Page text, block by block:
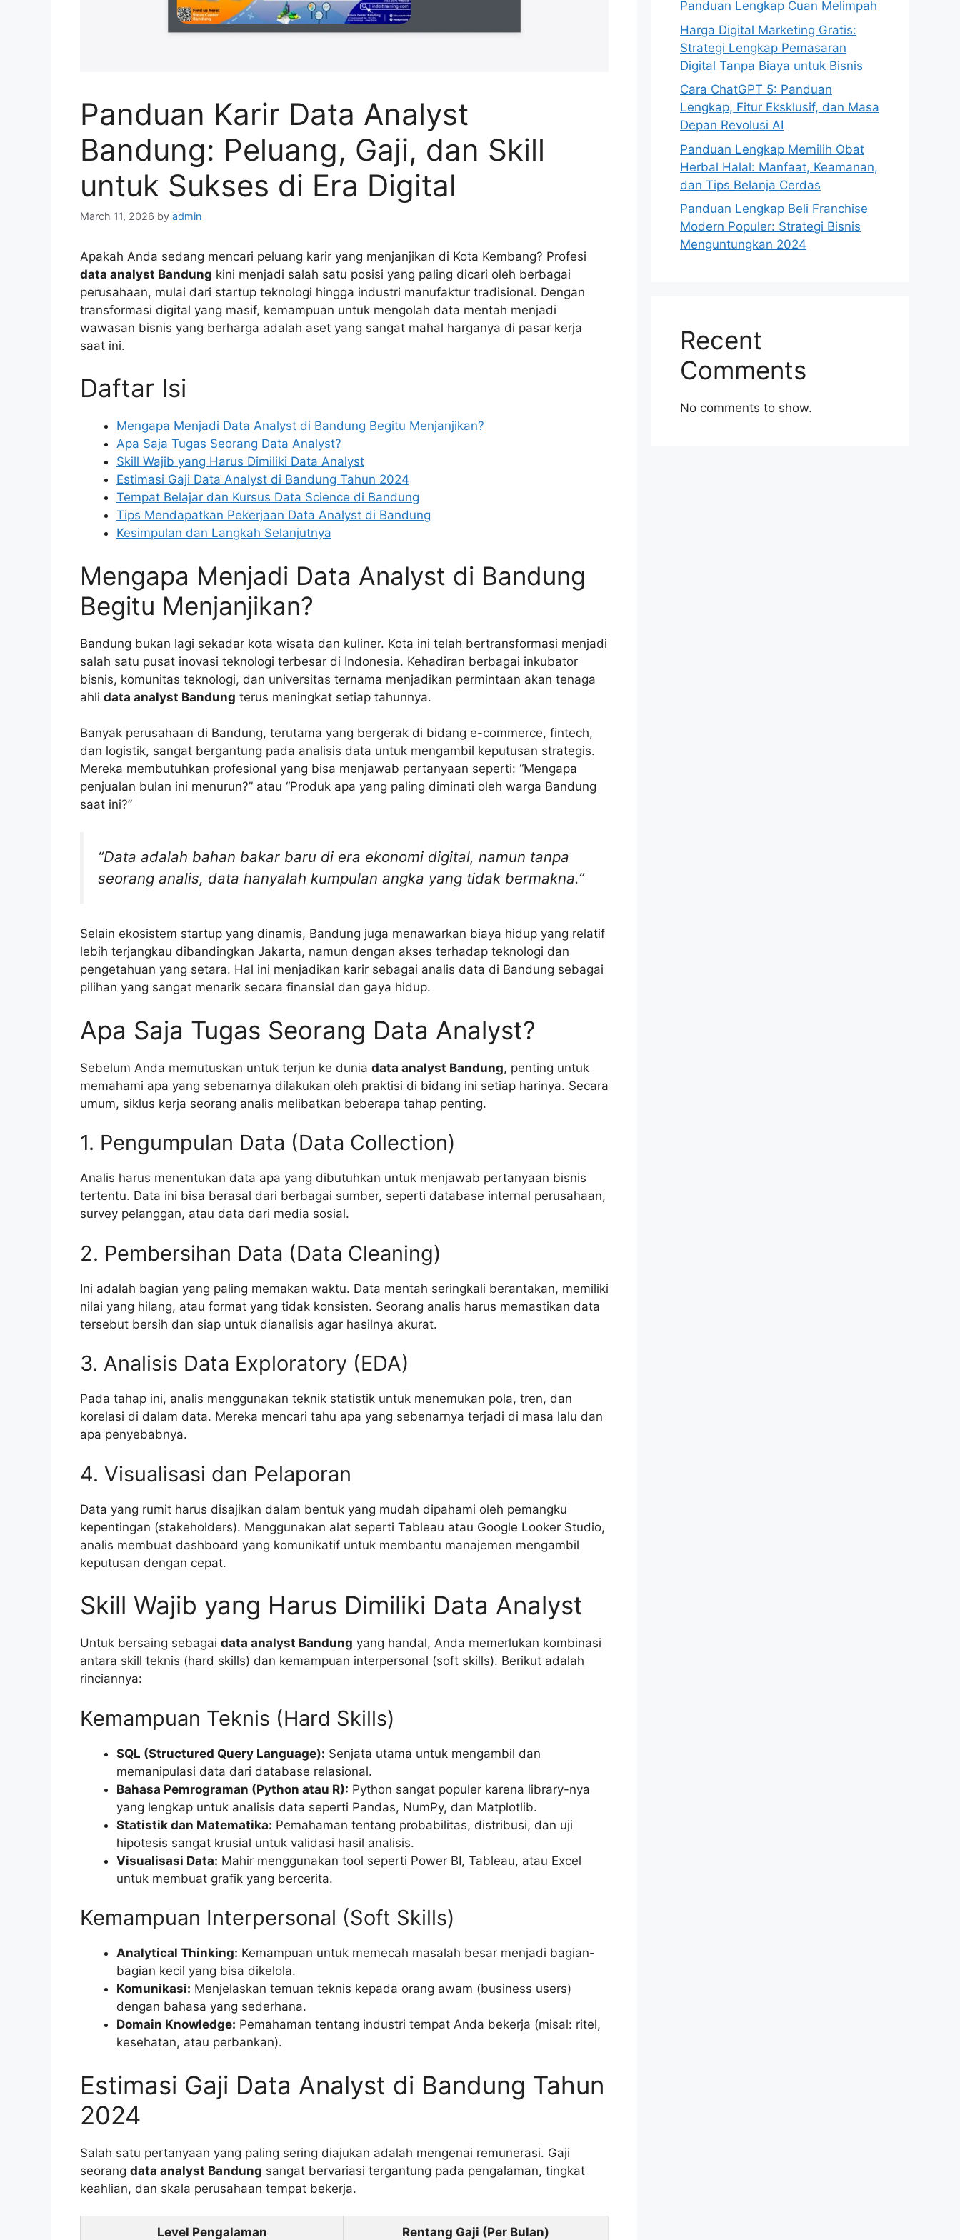
Panduan Karir Data Analyst
Bandung: Peluang, Gaji, dan Skill
untuk Sukses di Era Digital
March 11, 2026 by admin
Apakah Anda sedang mencari peluang karir yang menjanjikan di Kota Kembang? Profesi
data analyst Bandung kini menjadi salah satu posisi yang paling dicari oleh berbagai
perusahaan, mulai dari startup teknologi hingga industri manufaktur tradisional. Dengan
transformasi digital yang masif, kemampuan untuk mengolah data mentah menjadi
wawasan bisnis yang berharga adalah aset yang sangat mahal harganya di pasar kerja
saat ini.
Daftar Isi
Mengapa Menjadi Data Analyst di Bandung Begitu Menjanjikan?
Apa Saja Tugas Seorang Data Analyst?
Skill Wajib yang Harus Dimiliki Data Analyst
Estimasi Gaji Data Analyst di Bandung Tahun 2024
Tempat Belajar dan Kursus Data Science di Bandung
Tips Mendapatkan Pekerjaan Data Analyst di Bandung
Kesimpulan dan Langkah Selanjutnya
Mengapa Menjadi Data Analyst di Bandung
Begitu Menjanjikan?
Bandung bukan lagi sekadar kota wisata dan kuliner. Kota ini telah bertransformasi menjadi
salah satu pusat inovasi teknologi terbesar di Indonesia. Kehadiran berbagai inkubator
bisnis, komunitas teknologi, dan universitas ternama menjadikan permintaan akan tenaga
ahli data analyst Bandung terus meningkat setiap tahunnya.
Banyak perusahaan di Bandung, terutama yang bergerak di bidang e-commerce, fintech,
dan logistik, sangat bergantung pada analisis data untuk mengambil keputusan strategis.
Mereka membutuhkan profesional yang bisa menjawab pertanyaan seperti: “Mengapa
penjualan bulan ini menurun?” atau “Produk apa yang paling diminati oleh warga Bandung
saat ini?”
“Data adalah bahan bakar baru di era ekonomi digital, namun tanpa
seorang analis, data hanyalah kumpulan angka yang tidak bermakna.”
Selain ekosistem startup yang dinamis, Bandung juga menawarkan biaya hidup yang relatif
lebih terjangkau dibandingkan Jakarta, namun dengan akses terhadap teknologi dan
pengetahuan yang setara. Hal ini menjadikan karir sebagai analis data di Bandung sebagai
pilihan yang sangat menarik secara finansial dan gaya hidup.
Apa Saja Tugas Seorang Data Analyst?
Sebelum Anda memutuskan untuk terjun ke dunia data analyst Bandung, penting untuk
memahami apa yang sebenarnya dilakukan oleh praktisi di bidang ini setiap harinya. Secara
umum, siklus kerja seorang analis melibatkan beberapa tahap penting.
1. Pengumpulan Data (Data Collection)
Analis harus menentukan data apa yang dibutuhkan untuk menjawab pertanyaan bisnis
tertentu. Data ini bisa berasal dari berbagai sumber, seperti database internal perusahaan,
survey pelanggan, atau data dari media sosial.
2. Pembersihan Data (Data Cleaning)
Ini adalah bagian yang paling memakan waktu. Data mentah seringkali berantakan, memiliki
nilai yang hilang, atau format yang tidak konsisten. Seorang analis harus memastikan data
tersebut bersih dan siap untuk dianalisis agar hasilnya akurat.
3. Analisis Data Exploratory (EDA)
Pada tahap ini, analis menggunakan teknik statistik untuk menemukan pola, tren, dan
korelasi di dalam data. Mereka mencari tahu apa yang sebenarnya terjadi di masa lalu dan
apa penyebabnya.
4. Visualisasi dan Pelaporan
Data yang rumit harus disajikan dalam bentuk yang mudah dipahami oleh pemangku
kepentingan (stakeholders). Menggunakan alat seperti Tableau atau Google Looker Studio,
analis membuat dashboard yang komunikatif untuk membantu manajemen mengambil
keputusan dengan cepat.
Skill Wajib yang Harus Dimiliki Data Analyst
Untuk bersaing sebagai data analyst Bandung yang handal, Anda memerlukan kombinasi
antara skill teknis (hard skills) dan kemampuan interpersonal (soft skills). Berikut adalah
rinciannya:
Kemampuan Teknis (Hard Skills)
SQL (Structured Query Language): Senjata utama untuk mengambil dan
memanipulasi data dari database relasional.
Bahasa Pemrograman (Python atau R): Python sangat populer karena library-nya
yang lengkap untuk analisis data seperti Pandas, NumPy, dan Matplotlib.
Statistik dan Matematika: Pemahaman tentang probabilitas, distribusi, dan uji
hipotesis sangat krusial untuk validasi hasil analisis.
Visualisasi Data: Mahir menggunakan tool seperti Power BI, Tableau, atau Excel
untuk membuat grafik yang bercerita.
Kemampuan Interpersonal (Soft Skills)
Analytical Thinking: Kemampuan untuk memecah masalah besar menjadi bagian-
bagian kecil yang bisa dikelola.
Komunikasi: Menjelaskan temuan teknis kepada orang awam (business users)
dengan bahasa yang sederhana.
Domain Knowledge: Pemahaman tentang industri tempat Anda bekerja (misal: ritel,
kesehatan, atau perbankan).
Estimasi Gaji Data Analyst di Bandung Tahun
2024
Salah satu pertanyaan yang paling sering diajukan adalah mengenai remunerasi. Gaji
seorang data analyst Bandung sangat bervariasi tergantung pada pengalaman, tingkat
keahlian, dan skala perusahaan tempat bekerja.
Level Pengalaman Rentang Gaji (Per Bulan)
Panduan Lengkap Cuan Melimpah
Harga Digital Marketing Gratis:
Strategi Lengkap Pemasaran
Digital Tanpa Biaya untuk Bisnis
Cara ChatGPT 5: Panduan
Lengkap, Fitur Eksklusif, dan Masa
Depan Revolusi AI
Panduan Lengkap Memilih Obat
Herbal Halal: Manfaat, Keamanan,
dan Tips Belanja Cerdas
Panduan Lengkap Beli Franchise
Modern Populer: Strategi Bisnis
Menguntungkan 2024
Recent
Comments
No comments to show.